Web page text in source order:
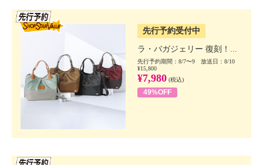
先行予約受付中
ラ・バガジェリー 復刻！...
先行予約期間：8/7〜9 放送日：8/10
¥15,800
¥7,980 (税込)
49%OFF